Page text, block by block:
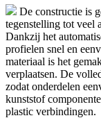
De constructie is
tegenstelling tot veel
Dankzij het
profielen snel en
materiaal is het
verplaatsen. De
zodat onderdelen
kunststof
plastic verbindingen.